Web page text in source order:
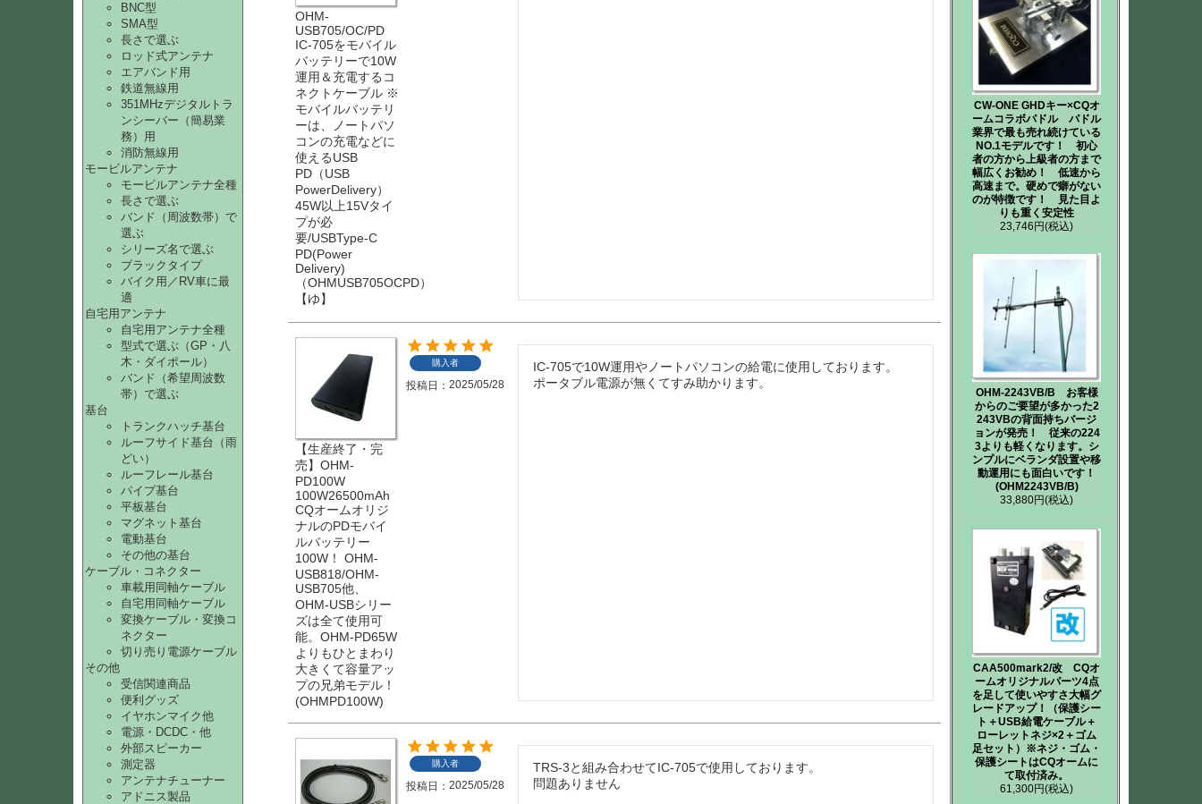
BNC型
SMA型
長さで選ぶ
ロッド式アンテナ
エアバンド用
鉄道無線用
351MHzデジタルトラ
ンシーバー（簡易業
務）用
消防無線用
モービルアンテナ
モービルアンテナ全種
長さで選ぶ
バンド（周波数帯）で
選ぶ
シリーズ名で選ぶ
ブラックタイプ
バイク用／RV車に最
適
自宅用アンテナ
自宅用アンテナ全種
型式で選ぶ（GP・八
木・ダイポール）
バンド（希望周波数
帯）で選ぶ
基台
トランクハッチ基台
ルーフサイド基台（雨
どい）
ルーフレール基台
パイプ基台
平板基台
マグネット基台
電動基台
その他の基台
ケーブル・コネクター
車載用同軸ケーブル
自宅用同軸ケーブル
変換ケーブル・変換コ
ネクター
切り売り電源ケーブル
その他
受信関連商品
便利グッズ
イヤホンマイク他
電源・DCDC・他
外部スピーカー
測定器
アンテナチューナー
アドニス製品
OHM-
USB705/OC/PD
IC-705をモバイル
バッテリーで10W
運用＆充電するコ
ネクトケーブル ※
モバイルバッテリ
ーは、ノートパソ
コンの充電などに
使えるUSB
PD（USB
PowerDelivery）
45W以上15Vタイ
プが必
要/USBType-C
PD(Power
Delivery)
（OHMUSB705OCPD）
【ゆ】
【生産終了・完
売】OHM-
PD100W
100W26500mAh
CQオームオリジ
ナルのPDモバイ
ルバッテリー
100W！ OHM-
USB818/OHM-
USB705他、
OHM-USBシリー
ズは全て使用可
能。OHM-PD65W
よりもひとまわり
大きくて容量アッ
プの兄弟モデル！
(OHMPD100W)
購入者
投稿日 2025/05/28
IC-705で10W運用やノートパソコンの給電に使用しております。
ポータブル電源が無くてすみ助かります。
購入者
投稿日 2025/05/28
TRS-3と組み合わせてIC-705で使用しております。
問題ありません
CW-ONE GHDキー×CQオ
ームコラボパドル パドル
業界で最も売れ続けている
NO.1モデルです！ 初心
者の方から上級者の方まで
幅広くお勧め！ 低速から
高速まで。硬めで癖がない
のが特徴です！ 見た目よ
りも重く安定性
23,746円(税込)
OHM-2243VB/B お客様
からのご要望が多かった2
243VBの背面持ちバージ
ョンが発売！ 従来の224
3よりも軽くなります。シ
ンプルにベランダ設置や移
動運用にも面白いです！
(OHM2243VB/B)
33,880円(税込)
CAA500mark2/改 CQオ
ームオリジナルパーツ4点
を足して使いやすさ大幅グ
レードアップ！（保護シー
ト＋USB給電ケーブル＋
ローレットネジ×2＋ゴム
足セット）※ネジ・ゴム・
保護シートはCQオームに
て取付済み。
61,300円(税込)